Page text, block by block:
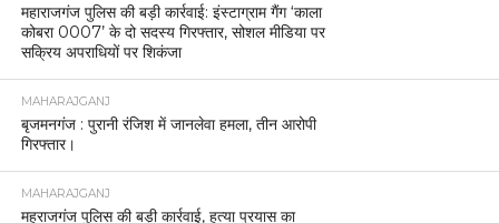
महाराजगंज पुलिस की बड़ी कार्रवाई: इंस्टाग्राम गैंग ‘काला
कोबरा 0007’ के दो सदस्य गिरफ्तार, सोशल मीडिया पर
सक्रिय अपराधियों पर शिकंजा
MAHARAJGANJ
बृजमनगंज : पुरानी रंजिश में जानलेवा हमला, तीन आरोपी
गिरफ्तार।
MAHARAJGANJ
महराजगंज पुलिस की बड़ी कार्रवाई, हत्या प्रयास का